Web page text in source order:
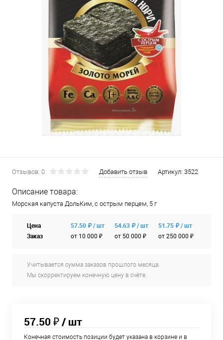
Отзывов: 0 Добавить отзыв Артикул: 3522
Описание товара:
Морская капуста ДольКим, с острым перцем, 5 г
Цена
Заказ
57.50 ₽ / шт
от 10 000 ₽
54.63 ₽ / шт
от 50 000 ₽
51.75 ₽ / шт
от 250 000 ₽
Учитывается сумма заказов прошлого месяца.
Мы скорректируем конечную цену в счёте.
57.50 ₽/ шт
Конечная стоимость позиции будет указана в корзине и в